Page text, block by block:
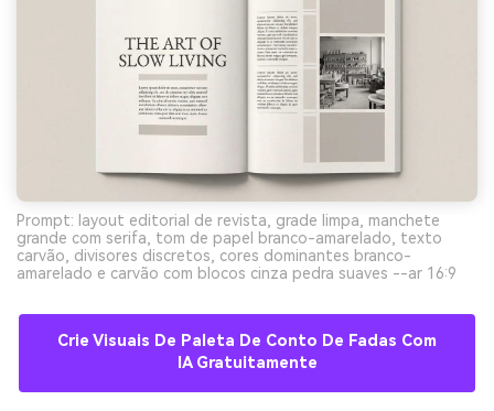
Prompt: layout editorial de revista, grade limpa, manchete
grande com serifa, tom de papel branco-amarelado, texto
carvão, divisores discretos, cores dominantes branco-
amarelado e carvão com blocos cinza pedra suaves --ar 16:9
Crie Visuais De Paleta De Conto De Fadas Com
IA Gratuitamente